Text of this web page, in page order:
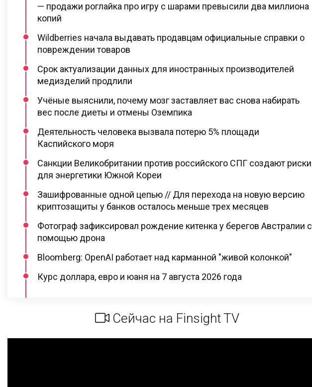
— продажи роглайка про игру с шарами превысили два миллиона
копий
Wildberries начала выдавать продавцам официальные справки о
повреждении товаров
Срок актуализации данных для иностранных производителей
медизделий продлили
Учёные выяснили, почему мозг заставляет вас снова набирать
вес после диеты и отмены Оземпика
Деятельность человека вызвала потерю 5% площади
Каспийского моря
Санкции Великобритании против российского СПГ создают риски
для энергетики Южной Кореи
Зашифрованные одной цепью // Для перехода на новую версию
криптозащиты у банков осталось меньше трех месяцев
Фотограф зафиксировал рождение китенка у берегов Австралии с
помощью дрона
Bloomberg: OpenAI работает над карманной "живой колонкой"
Курс доллара, евро и юаня на 7 августа 2026 года
Сейчас на Finsight TV